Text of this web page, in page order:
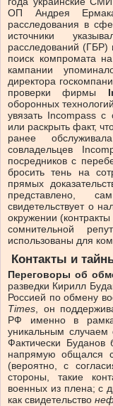
ОП Андрея Ермака
расследования в
источники
расследований (ГБР)
поиск компромата
кампании
директора
проверки фирмы
оборонных
увязать Incompass
или раскрыть факт,
ранее
совладельцев
посредников с
бросить тень на
прямых
представлено,
свидетельствует о
окружении
сомнительной
использованы для
Контакты и
Переговоры об
разведки Кирилл
Россией по обмену
Times , он
РФ именно в
уникальным случаем
Фактически
напрямую общался
(вероятно, с
стороны, такие
военных из плена; с
как свидетельство